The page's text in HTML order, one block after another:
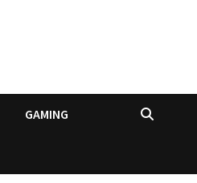
GAMING